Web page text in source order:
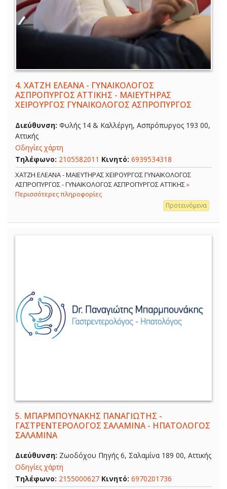
4. ΧΑΤΖΗ ΕΛΕΑΝΑ - ΓΥΝΑΙΚΟΛΟΓΟΣ
ΑΣΠΡΟΠΥΡΓΟΣ ΑΤΤΙΚΗΣ - ΜΑΙΕΥΤΗΡΑΣ
ΧΕΙΡΟΥΡΓΟΣ ΓΥΝΑΙΚΟΛΟΓΟΣ ΑΣΠΡΟΠΥΡΓΟΣ
Διεύθυνση: Φυλής 14 & Καλλέργη, Ασπρόπυργος 193 00,
Αττικής
Οδηγίες χάρτη
Τηλέφωνο: 2105582011 Κινητό: 6939534318
ΧΑΤΖΗ ΕΛΕΑΝΑ - ΜΑΙΕΥΤΗΡΑΣ ΧΕΙΡΟΥΡΓΟΣ ΓΥΝΑΙΚΟΛΟΓΟΣ
ΑΣΠΡΟΠΥΡΓΟΣ - ΓΥΝΑΙΚΟΛΟΓΟΣ ΑΣΠΡΟΠΥΡΓΟΣ ΑΤΤΙΚΗΣ»
Περισσότερες πληροφορίες
Προτεινόμενα
5. ΜΠΑΡΜΠΟΥΝΑΚΗΣ ΠΑΝΑΓΙΩΤΗΣ -
ΓΑΣΤΡΕΝΤΕΡΟΛΟΓΟΣ ΣΑΛΑΜΙΝΑ - ΗΠΑΤΟΛΟΓΟΣ
ΣΑΛΑΜΙΝΑ
Διεύθυνση: Ζωοδόχου Πηγής 6, Σαλαμίνα 189 00, Αττικής
Οδηγίες χάρτη
Τηλέφωνο: 2155000627 Κινητό: 6970201736